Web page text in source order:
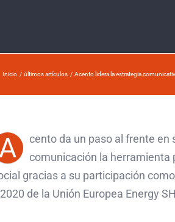
Inicio últimos artículos Acento lidera la estrategia
cento da un paso al frente en
comunicación la herramienta
gracias a su participación
de la Unión Europea Energy